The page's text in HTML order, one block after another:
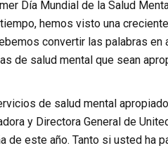
Día Mundial de la Salud
hemos visto una
convertir las palabras en
de salud mental que sean
de salud mental
y Directora General de
de este año. Tanto si usted ha